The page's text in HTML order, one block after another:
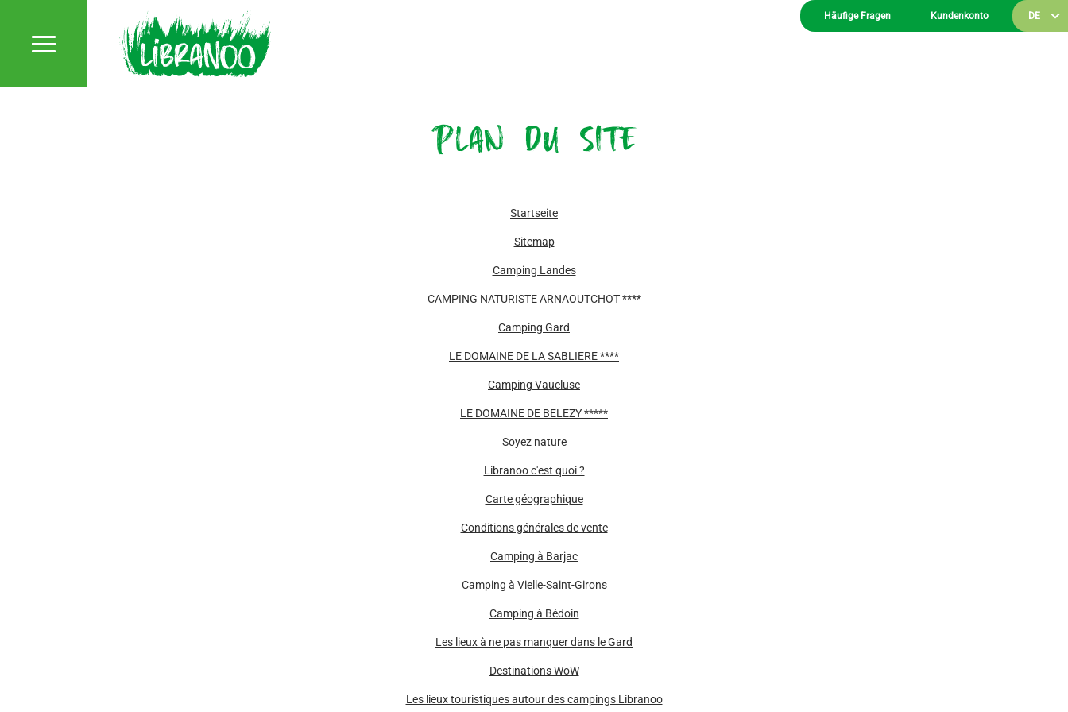
Häufige Fragen Kundenkonto DE
Plan du site
Startseite
Sitemap
Camping Landes
CAMPING NATURISTE ARNAOUTCHOT ****
Camping Gard
LE DOMAINE DE LA SABLIERE ****
Camping Vaucluse
LE DOMAINE DE BELEZY *****
Soyez nature
Libranoo c'est quoi ?
Carte géographique
Conditions générales de vente
Camping à Barjac
Camping à Vielle-Saint-Girons
Camping à Bédoin
Les lieux à ne pas manquer dans le Gard
Destinations WoW
Les lieux touristiques autour des campings Libranoo